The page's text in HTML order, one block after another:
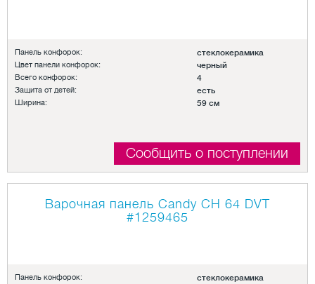
Панель конфорок: стеклокерамика
Цвет панели конфорок: черный
Всего конфорок: 4
Защита от детей: есть
Ширина: 59 см
Сообщить о поступлении
Варочная панель Candy CH 64 DVT
#1259465
Панель конфорок: стеклокерамика